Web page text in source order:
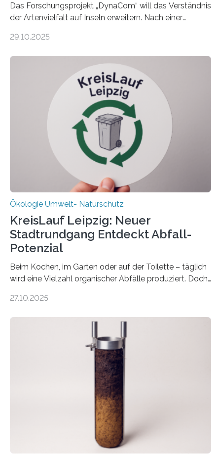
Das Forschungsprojekt „DynaCom“ will das Verständnis
der Artenvielfalt auf Inseln erweitern. Nach einer
Beobachtungen im Wattenmeer ist nun eine große
Oldenburg befassen sich insbesondere damit, wie ein
Ökosystem gedeiht – und wie sich dieser Prozess
verlässlich prognostizieren lässt. Grünes Licht für
„DynaCom“: Die Deutsche Forschungsgemeinschaft
(DFG) fördert das Anfang 2019 gestartete
Forschungsprojekt an der Universität Oldenburg für
zwei weitere Jahre mit rund 1,2 Millionen Euro. „Wir
freuen uns sehr über…
29.10.2025
Ökologie Umwelt- Naturschutz
KreisLauf Leipzig: Neuer
Stadtrundgang Entdeckt Abfall-
Potenzial
Beim Kochen, im Garten oder auf der Toilette – täglich
wird eine Vielzahl organischer Abfälle produziert. Doch
Potenzial nur dann entfalten können, wenn sie in
Veränderung der Wirtschaft wichtig ist, zeigt der vom
Deutschen Biomasseforschungszentrum und der
Stadtreinigung Leipzig konzipierte und am 24. Oktober
2025 offiziell eingeweihte Stadtrundgang „KreisLauf“. Er
ist ab sofort im Leipziger Stadtgebiet…
27.10.2025